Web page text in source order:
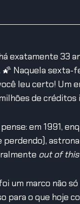
exatamente 33
🌠 Naquela
leu certo! Um
de
em 1991,
perdendo),
out of
um marco não
para o que hoje